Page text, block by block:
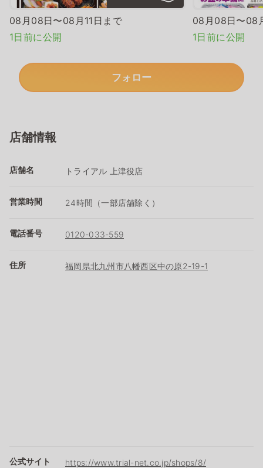
08月08日〜08月11日まで
1日前に公開
08月08日〜08
1日前に公開
フォロー
店舗情報
店舗名 トライアル 上津役店
営業時間 24時間（一部店舗除く）
電話番号 0120-033-559
住所 福岡県北九州市八幡西区中の原2-19-1
公式サイト https://www.trial-net.co.jp/shops/8/